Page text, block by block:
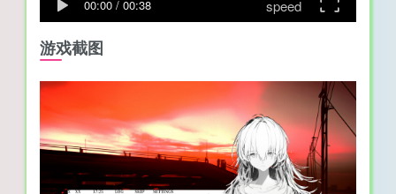
00:00 / 00:38 speed
游戏截图